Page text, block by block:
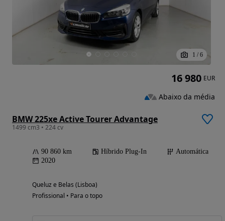
1 / 6
BMW 225xe Active Tourer Advantage
1499 cm3 • 224 cv
90 860 km Híbrido Plug-In
Automática
2020
Queluz e Belas (Lisboa)
Profissional • Para o topo
16 980 EUR
Abaixo da média